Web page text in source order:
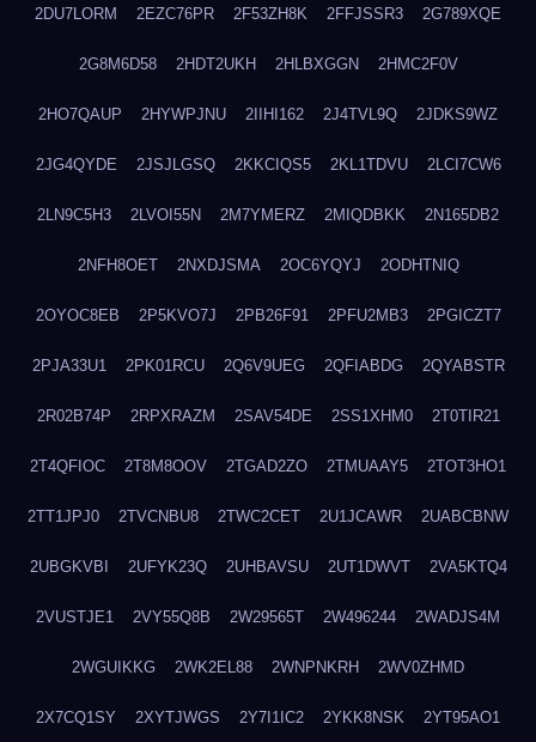
2DU7LORM 2EZC76PR 2F53ZH8K 2FFJSSR3 2G789XQE
2G8M6D58 2HDT2UKH 2HLBXGGN 2HMC2F0V
2HO7QAUP 2HYWPJNU 2IIHI162 2J4TVL9Q 2JDKS9WZ
2JG4QYDE 2JSJLGSQ 2KKCIQS5 2KL1TDVU 2LCI7CW6
2LN9C5H3 2LVOI55N 2M7YMERZ 2MIQDBKK 2N165DB2
2NFH8OET 2NXDJSMA 2OC6YQYJ 2ODHTNIQ
2OYOC8EB 2P5KVO7J 2PB26F91 2PFU2MB3 2PGICZT7
2PJA33U1 2PK01RCU 2Q6V9UEG 2QFIABDG 2QYABSTR
2R02B74P 2RPXRAZM 2SAV54DE 2SS1XHM0 2T0TIR21
2T4QFIOC 2T8M8OOV 2TGAD2ZO 2TMUAAY5 2TOT3HO1
2TT1JPJ0 2TVCNBU8 2TWC2CET 2U1JCAWR 2UABCBNW
2UBGKVBI 2UFYK23Q 2UHBAVSU 2UT1DWVT 2VA5KTQ4
2VUSTJE1 2VY55Q8B 2W29565T 2W496244 2WADJS4M
2WGUIKKG 2WK2EL88 2WNPNKRH 2WV0ZHMD
2X7CQ1SY 2XYTJWGS 2Y7I1IC2 2YKK8NSK 2YT95AO1